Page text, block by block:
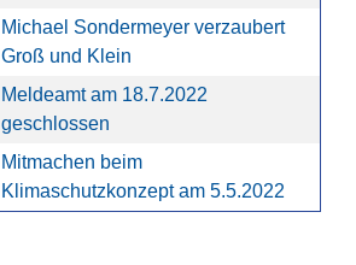
Michael Sondermeyer verzaubert
Groß und Klein
Meldeamt am 18.7.2022
geschlossen
Mitmachen beim
Klimaschutzkonzept am 5.5.2022